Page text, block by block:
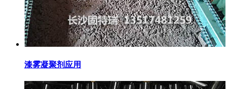
漆雾凝聚剂应用